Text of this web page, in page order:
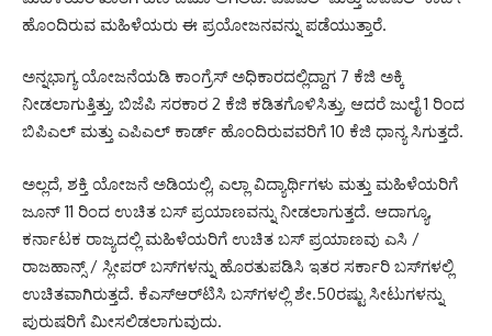
ಹೊಂದಿರುವ ಮಹಿಳೆಯರು ಈ ಪ್ರಯೋಜನವನ್ನು ಪಡೆಯುತ್ತಾರೆ.
ಅನ್ನಭಾಗ್ಯ ಯೋಜನೆಯಡಿ ಕಾಂಗ್ರೆಸ್ ಅಧಿಕಾರದಲ್ಲಿದ್ದಾಗ 7 ಕೆಜಿ ಅಕ್ಕಿ
ನೀಡಲಾಗುತ್ತಿತ್ತು, ಬಿಜೆಪಿ ಸರಕಾರ 2 ಕೆಜಿ ಕಡಿತಗೊಳಿಸಿತ್ತು, ಆದರೆ ಜುಲೈ 1 ರಿಂದ
ಬಿಪಿಎಲ್ ಮತ್ತು ಎಪಿಎಲ್ ಕಾರ್ಡ್ ಹೊಂದಿರುವವರಿಗೆ 10 ಕೆಜಿ ಧಾನ್ಯ ಸಿಗುತ್ತದೆ.
ಅಲ್ಲದೆ, ಶಕ್ತಿ ಯೋಜನೆ ಅಡಿಯಲ್ಲಿ, ಎಲ್ಲಾ ವಿದ್ಯಾರ್ಥಿಗಳು ಮತ್ತು ಮಹಿಳೆಯರಿಗೆ
ಜೂನ್ 11 ರಿಂದ ಉಚಿತ ಬಸ್ ಪ್ರಯಾಣವನ್ನು ನೀಡಲಾಗುತ್ತದೆ. ಆದಾಗ್ಯೂ,
ಕರ್ನಾಟಕ ರಾಜ್ಯದಲ್ಲಿ ಮಹಿಳೆಯರಿಗೆ ಉಚಿತ ಬಸ್ ಪ್ರಯಾಣವು ಎಸಿ /
ರಾಜಹಾನ್ಸ್ / ಸ್ಲೀಪರ್ ಬಸ್‌ಗಳನ್ನು ಹೊರತುಪಡಿಸಿ ಇತರ ಸರ್ಕಾರಿ ಬಸ್‌ಗಳಲ್ಲಿ
ಉಚಿತವಾಗಿರುತ್ತದೆ. ಕೆಎಸ್‌ಆರ್‌ಟಿಸಿ ಬಸ್‌ಗಳಲ್ಲಿ ಶೇ.50ರಷ್ಟು ಸೀಟುಗಳನ್ನು
ಪುರುಷರಿಗೆ ಮೀಸಲಿಡಲಾಗುವುದು.